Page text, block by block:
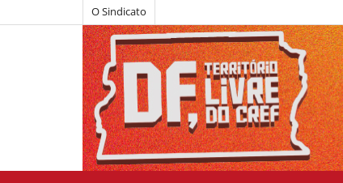
O Sindicato